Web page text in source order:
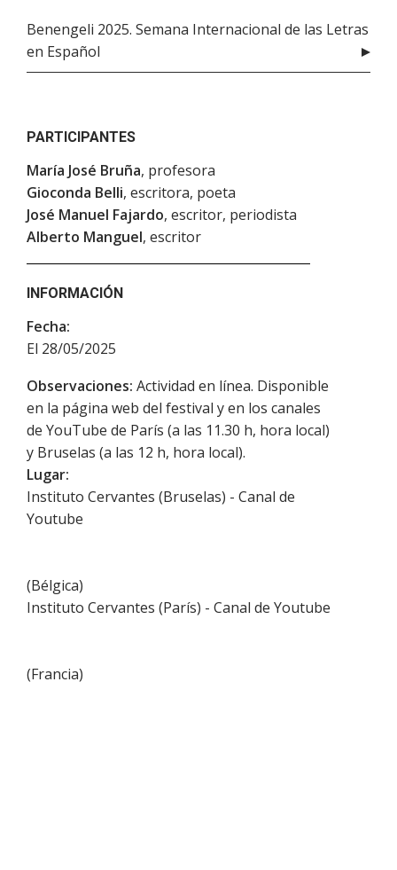
Benengeli 2025. Semana Internacional de las Letras
en Español
PARTICIPANTES
María José Bruña, profesora
Gioconda Belli, escritora, poeta
José Manuel Fajardo, escritor, periodista
Alberto Manguel, escritor
INFORMACIÓN
Fecha:
El 28/05/2025
Observaciones: Actividad en línea. Disponible
en la página web del festival y en los canales
de YouTube de París (a las 11.30 h, hora local)
y Bruselas (a las 12 h, hora local).
Lugar:
Instituto Cervantes (Bruselas) - Canal de
Youtube
(Bélgica)
Instituto Cervantes (París) - Canal de Youtube
(Francia)